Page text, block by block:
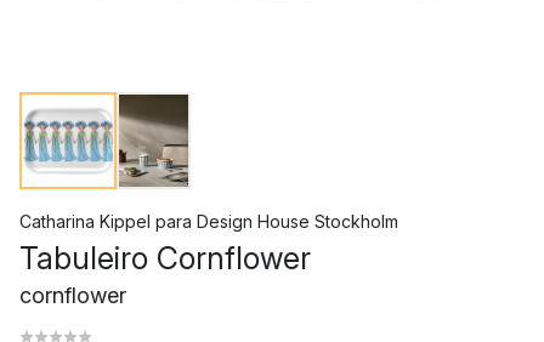
Catharina Kippel para Design House Stockholm
Tabuleiro Cornflower
cornflower